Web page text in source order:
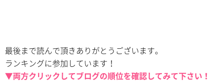
最後まで読んで頂きありがとうございます。
ランキングに参加しています！
▼両方クリックしてブログの順位を確認してみて下さい！